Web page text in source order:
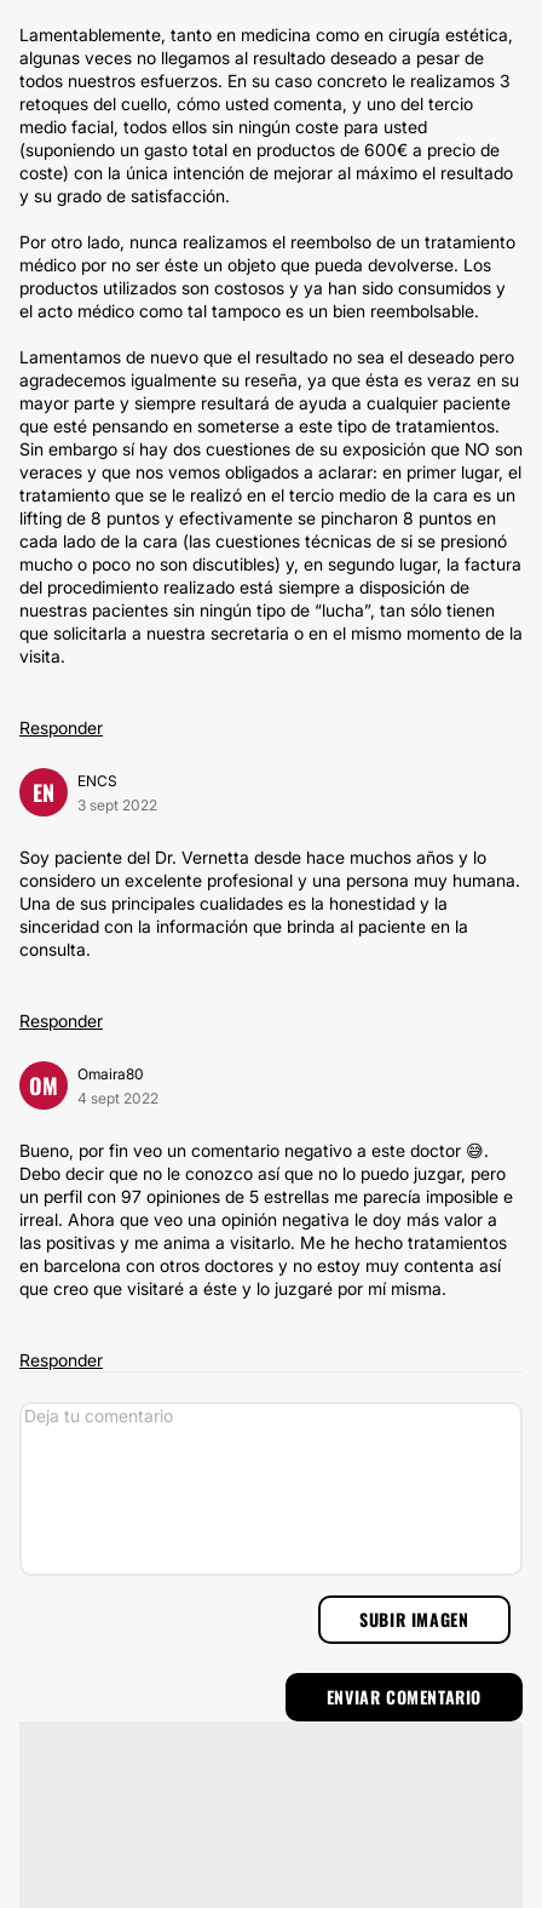
Lamentablemente, tanto en medicina como en cirugía estética,
algunas veces no llegamos al resultado deseado a pesar de
todos nuestros esfuerzos. En su caso concreto le realizamos 3
retoques del cuello, cómo usted comenta, y uno del tercio
medio facial, todos ellos sin ningún coste para usted
(suponiendo un gasto total en productos de 600€ a precio de
coste) con la única intención de mejorar al máximo el resultado
y su grado de satisfacción.
Por otro lado, nunca realizamos el reembolso de un tratamiento
médico por no ser éste un objeto que pueda devolverse. Los
productos utilizados son costosos y ya han sido consumidos y
el acto médico como tal tampoco es un bien reembolsable.
Lamentamos de nuevo que el resultado no sea el deseado pero
agradecemos igualmente su reseña, ya que ésta es veraz en su
mayor parte y siempre resultará de ayuda a cualquier paciente
que esté pensando en someterse a este tipo de tratamientos.
Sin embargo sí hay dos cuestiones de su exposición que NO son
veraces y que nos vemos obligados a aclarar: en primer lugar, el
tratamiento que se le realizó en el tercio medio de la cara es un
lifting de 8 puntos y efectivamente se pincharon 8 puntos en
cada lado de la cara (las cuestiones técnicas de si se presionó
mucho o poco no son discutibles) y, en segundo lugar, la factura
del procedimiento realizado está siempre a disposición de
nuestras pacientes sin ningún tipo de “lucha”, tan sólo tienen
que solicitarla a nuestra secretaria o en el mismo momento de la
visita.
Responder
EN
ENCS
3 sept 2022
Soy paciente del Dr. Vernetta desde hace muchos años y lo
considero un excelente profesional y una persona muy humana.
Una de sus principales cualidades es la honestidad y la
sinceridad con la información que brinda al paciente en la
consulta.
Responder
OM
Omaira80
4 sept 2022
Bueno, por fin veo un comentario negativo a este doctor 😅.
Debo decir que no le conozco así que no lo puedo juzgar, pero
un perfil con 97 opiniones de 5 estrellas me parecía imposible e
irreal. Ahora que veo una opinión negativa le doy más valor a
las positivas y me anima a visitarlo. Me he hecho tratamientos
en barcelona con otros doctores y no estoy muy contenta así
que creo que visitaré a éste y lo juzgaré por mí misma.
Responder
SUBIR IMAGEN